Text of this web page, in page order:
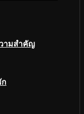
ามสำคัญ
ก